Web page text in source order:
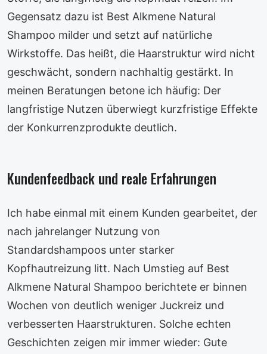
Gegensatz dazu ist Best Alkmene Natural
Shampoo milder und setzt auf natürliche
Wirkstoffe. Das heißt, die Haarstruktur wird nicht
geschwächt, sondern nachhaltig gestärkt. In
meinen Beratungen betone ich häufig: Der
langfristige Nutzen überwiegt kurzfristige Effekte
der Konkurrenzprodukte deutlich.
Kundenfeedback und reale Erfahrungen
Ich habe einmal mit einem Kunden gearbeitet, der
nach jahrelanger Nutzung von
Standardshampoos unter starker
Kopfhautreizung litt. Nach Umstieg auf Best
Alkmene Natural Shampoo berichtete er binnen
Wochen von deutlich weniger Juckreiz und
verbesserten Haarstrukturen. Solche echten
Geschichten zeigen mir immer wieder: Gute